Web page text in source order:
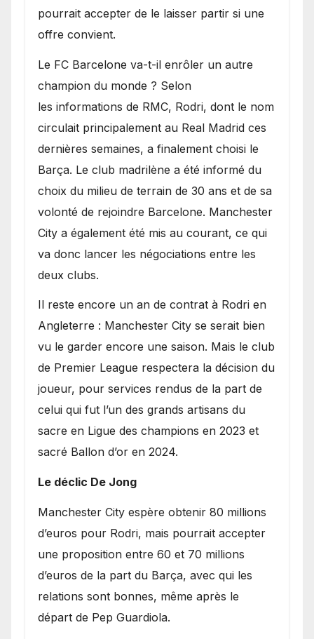
pourrait accepter de le laisser partir si une
offre convient.
​Le FC Barcelone va-t-il enrôler un autre
champion du monde ? Selon
les informations de RMC, Rodri, dont le nom
circulait principalement au Real Madrid ces
dernières semaines, a finalement choisi le
Barça. Le club madrilène a été informé du
choix du milieu de terrain de 30 ans et de sa
volonté de rejoindre Barcelone. Manchester
City a également été mis au courant, ce qui
va donc lancer les négociations entre les
deux clubs.
​Il reste encore un an de contrat à Rodri en
Angleterre : Manchester City se serait bien
vu le garder encore une saison. Mais le club
de Premier League respectera la décision du
joueur, pour services rendus de la part de
celui qui fut l’un des grands artisans du
sacre en Ligue des champions en 2023 et
sacré Ballon d’or en 2024.
Le déclic De Jong
​Manchester City espère obtenir 80 millions
d’euros pour Rodri, mais pourrait accepter
une proposition entre 60 et 70 millions
d’euros de la part du Barça, avec qui les
relations sont bonnes, même après le
départ de Pep Guardiola.